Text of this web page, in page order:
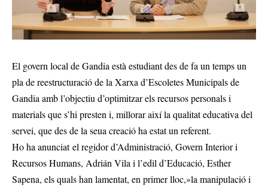
El govern local de Gandia està estudiant des de fa un temps un
pla de reestructuració de la Xarxa d’Escoletes Municipals de
Gandia amb l’objectiu d’optimitzar els recursos personals i
materials que s’hi presten i, millorar així la qualitat educativa del
servei, que des de la seua creació ha estat un referent.
Ho ha anunciat el regidor d’Administració, Govern Interior i
Recursos Humans, Adrián Vila i l’edil d’Educació, Esther
Sapena, els quals han lamentat, en primer lloc,»la manipulació i